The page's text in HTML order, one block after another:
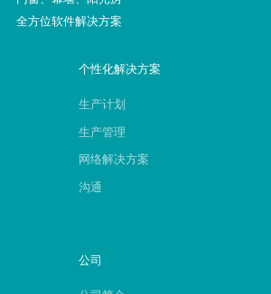
全方位软件解决方案
个性化解决方案
生产计划
生产管理
网络解决方案
沟通
公司